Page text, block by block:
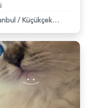
/ Küçükçekmece